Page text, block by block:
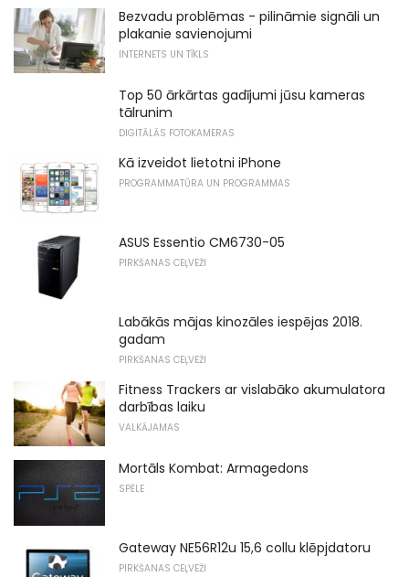
Bezvadu problēmas - pilināmie signāli un
plakanie savienojumi
INTERNETS UN TĪKLS
Top 50 ārkārtas gadījumi jūsu kameras
tālrunim
DIGITĀLĀS FOTOKAMERAS
Kā izveidot lietotni iPhone
PROGRAMMATŪRA UN PROGRAMMAS
ASUS Essentio CM6730-05
PIRKŠANAS CEĻVEŽI
Labākās mājas kinozāles iespējas 2018.
gadam
PIRKŠANAS CEĻVEŽI
Fitness Trackers ar vislabāko akumulatora
darbības laiku
VALKĀJAMAS
Mortāls Kombat: Armagedons
SPĒLE
Gateway NE56R12u 15,6 collu klēpjdatoru
PIRKŠANAS CEĻVEŽI